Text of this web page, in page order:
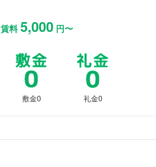
賃料5,000 円〜
敷金0 礼金0